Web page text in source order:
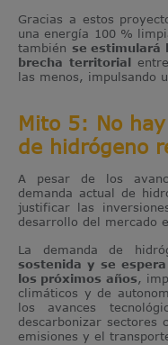
Gracias a estos
una energía 100 %
también se estimulará
brecha territorialentre
las menos, impulsando
Mito 5: No
de hidrógeno
A pesar de los
demanda actual de
justificar las
desarrollo del mercado
La demanda de
sostenida y se
los próximos años,
climáticos y de
los avances
descarbonizar sectores
emisiones y el